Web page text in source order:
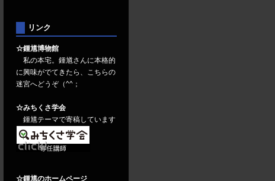
リンク
☆鍾馗博物館
私の本宅。鍾馗さんに本格的
に興味がでてきたら、こちらの
迷宮へどうぞ（^^；
☆みちくさ学会
鍾馗テーマで寄稿しています
☆鍾馗のホームページ